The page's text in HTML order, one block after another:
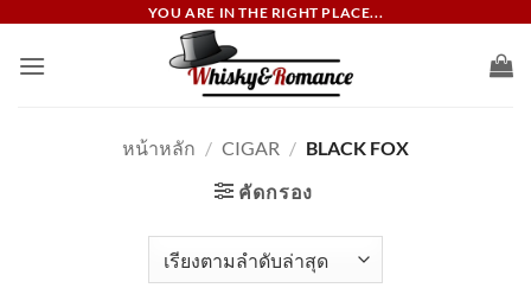
YOU ARE IN THE RIGHT PLACE...
หน้าหลัก / CIGAR / BLACK FOX
คัดกรอง